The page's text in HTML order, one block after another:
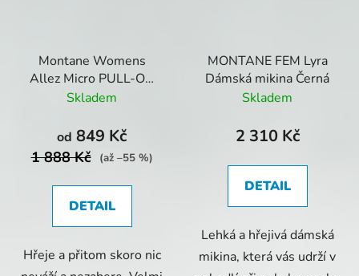
Montane Womens
Allez Micro PULL-ON
Black - Dámská mikina
Skladem
od 849 Kč
1 888 Kč (až –55 %)
DETAIL
Hřeje a přitom skoro nic
MONTANE FEM Lyra
Dámská mikina Černá
Skladem
2 310 Kč
DETAIL
Lehká a hřejivá dámská
mikina, která vás udrží v